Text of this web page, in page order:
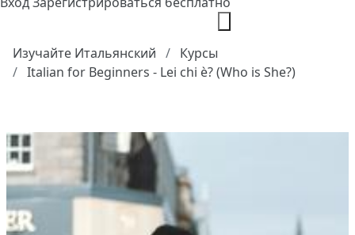
Изучайте Итальянский
Курсы
Italian for Beginners - Lei chi è? (Who is She?)